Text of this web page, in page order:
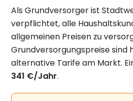
Als Grundversorger ist
verpflichtet, alle
allgemeinen Preisen zu
Grundversorgungspreise sind
alternative Tarife am Markt.
341 €/Jahr.